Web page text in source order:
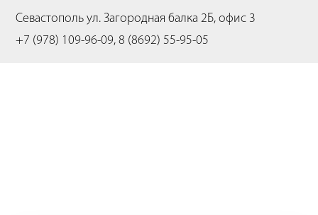
Севастополь ул. Загородная балка 2Б, офис 3
+7 (978) 109-96-09, 8 (8692) 55-95-05